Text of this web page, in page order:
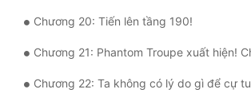
Tu Chân
Tu Tiên
Tội Phạm
Chương 20: Tiến lên tầng 190!
Chương 21: Phantom Troupe xuất hiện! Chúng ta không có ác ý gì cả, có thể
Chương 22: Ta không có lý do gì để cự